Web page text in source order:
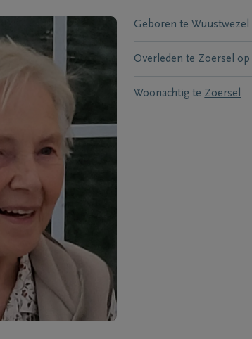
Geboren te Wuustwezel
Overleden te Zoersel op
Woonachtig te Zoersel